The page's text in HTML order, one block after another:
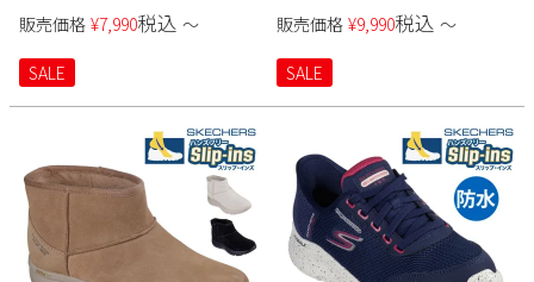
ニュー デイリー Slip-ins
SKECHERS 150263 SUMMITS
NEW DAILY BBK TPE ブラック
黒 トープ ノーマル幅 履きやす
販売価格 ¥7,990税込 〜
SALE
スリッポン ウォーキングシュ
ーズ SKECHERS Slip-ins グライ
ドステップ プロ 150420 ブラッ
ク トープ マルチ 靴 履きやすい
ゴム紐 ノーマル幅 黒
販売価格 ¥9,990税込 〜
SALE